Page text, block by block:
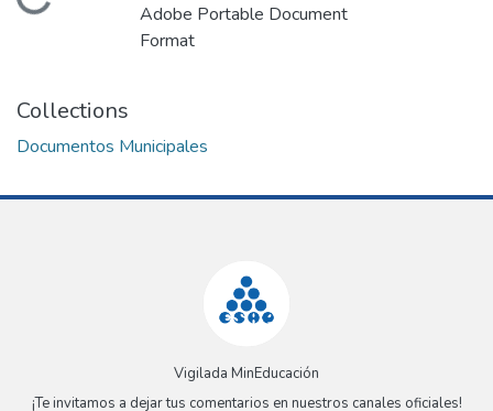
Adobe Portable Document
Format
Collections
Documentos Municipales
Vigilada MinEducación
¡Te invitamos a dejar tus comentarios en nuestros canales oficiales!